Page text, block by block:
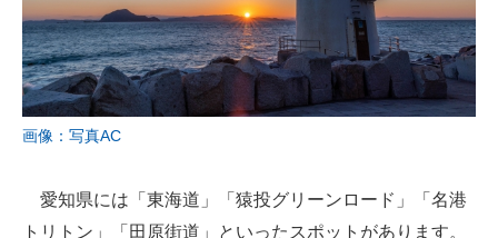
画像：写真AC
愛知県には「東海道」「猿投グリーンロード」「名港
トリトン」「田原街道」といったスポットがあります。